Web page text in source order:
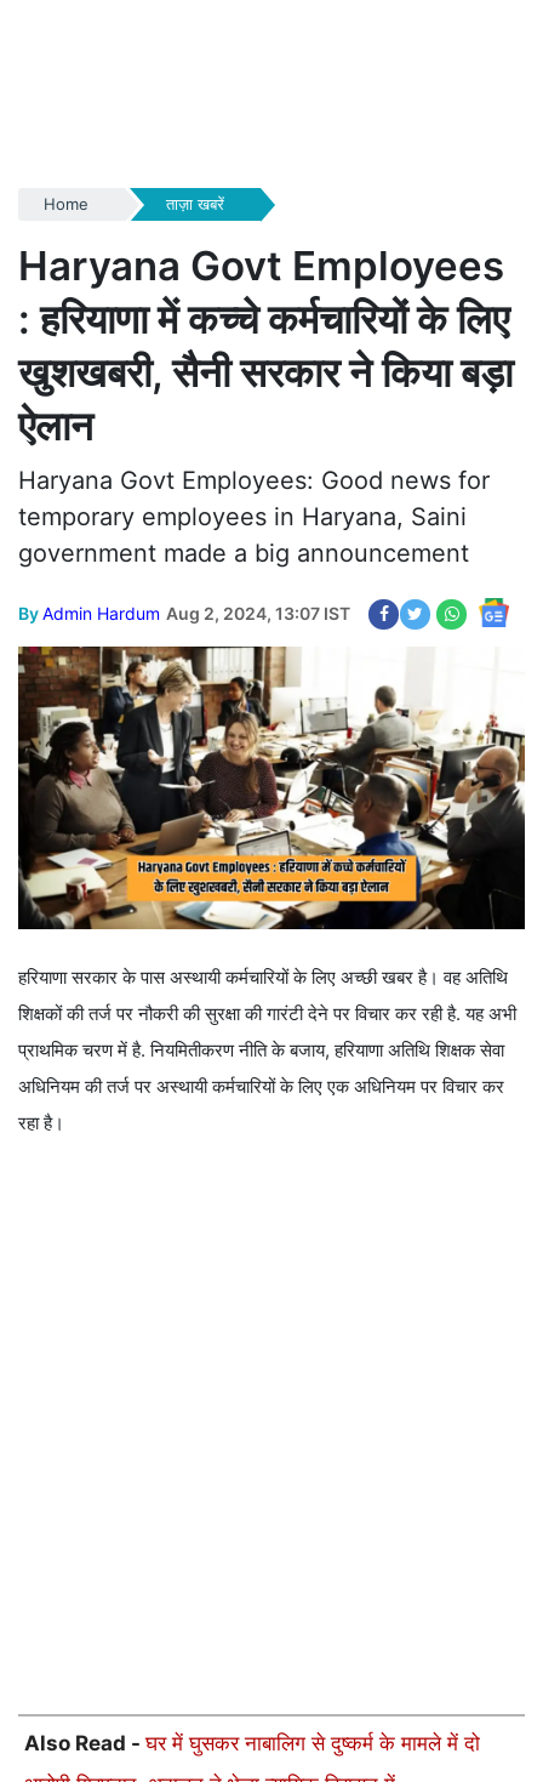
Home ताज़ा खबरें
Haryana Govt Employees
: हरियाणा में कच्चे कर्मचारियों के लिए
खुशखबरी, सैनी सरकार ने किया बड़ा
ऐलान
Haryana Govt Employees: Good news for
temporary employees in Haryana, Saini
government made a big announcement
ByAdmin Hardum Aug 2, 2024, 13:07 IST
हरियाणा सरकार के पास अस्थायी कर्मचारियों के लिए अच्छी खबर है। वह अतिथि
शिक्षकों की तर्ज पर नौकरी की सुरक्षा की गारंटी देने पर विचार कर रही है. यह अभी
प्राथमिक चरण में है. नियमितीकरण नीति के बजाय, हरियाणा अतिथि शिक्षक सेवा
अधिनियम की तर्ज पर अस्थायी कर्मचारियों के लिए एक अधिनियम पर विचार कर
रहा है।
Also Read -घर में घुसकर नाबालिग से दुष्कर्म के मामले में दो